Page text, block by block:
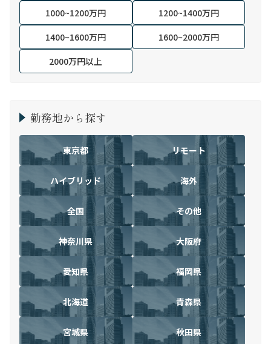
1000~1200万円
1200~1400万円
1400~1600万円
1600~2000万円
2000万円以上
勤務地から探す
東京都 リモート
ハイブリッド 海外
全国 その他
神奈川県 大阪府
愛知県 福岡県
北海道 青森県
宮城県 秋田県